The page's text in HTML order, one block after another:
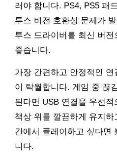
러야 합니다. PS4, PS5 패
투스 버전 호환성 문제가
투스 드라이버를 최신 버
좋습니다.
가장 간편하고 안정적인
이 탁월합니다. 게임 중 끊
된다면 USB 연결을 우선
책상 위를 깔끔하게 유지
간에서 플레이하고 싶다면
니다.